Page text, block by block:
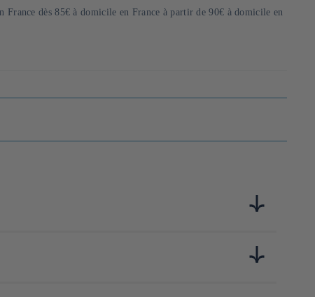
France dès 85€ à domicile en France à partir de 90€ à domicile en